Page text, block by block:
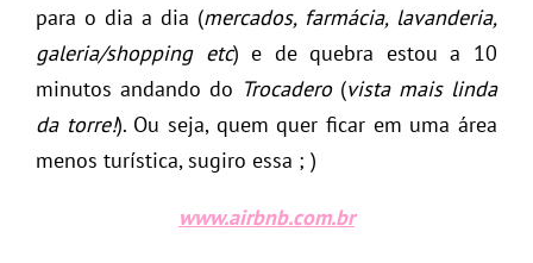
para o dia a dia (mercados, farmácia, lavanderia,
galeria/shopping etc) e de quebra estou a 10
minutos andando do Trocadero(vista mais linda
da torre!). Ou seja, quem quer ficar em uma área
menos turística, sugiro essa ; )
www.airbnb.com.br